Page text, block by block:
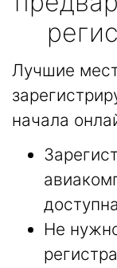
Лучшие
начала
Не